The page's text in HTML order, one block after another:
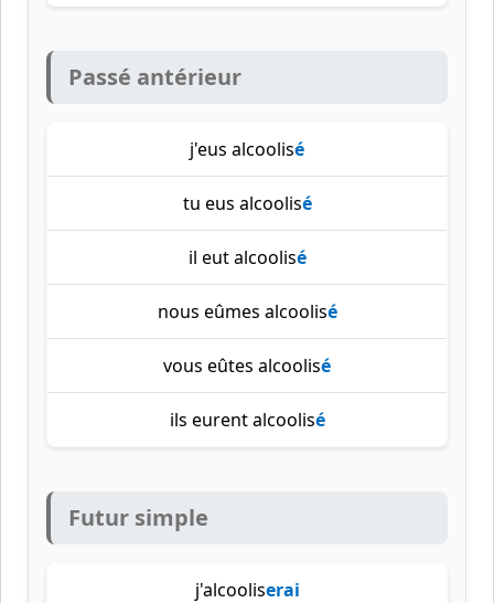
Passé antérieur
j'eus alcoolisé
tu eus alcoolisé
il eut alcoolisé
nous eûmes alcoolisé
vous eûtes alcoolisé
ils eurent alcoolisé
Futur simple
j'alcooliserai